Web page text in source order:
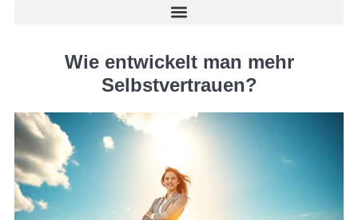
Wie entwickelt man mehr
Selbstvertrauen?